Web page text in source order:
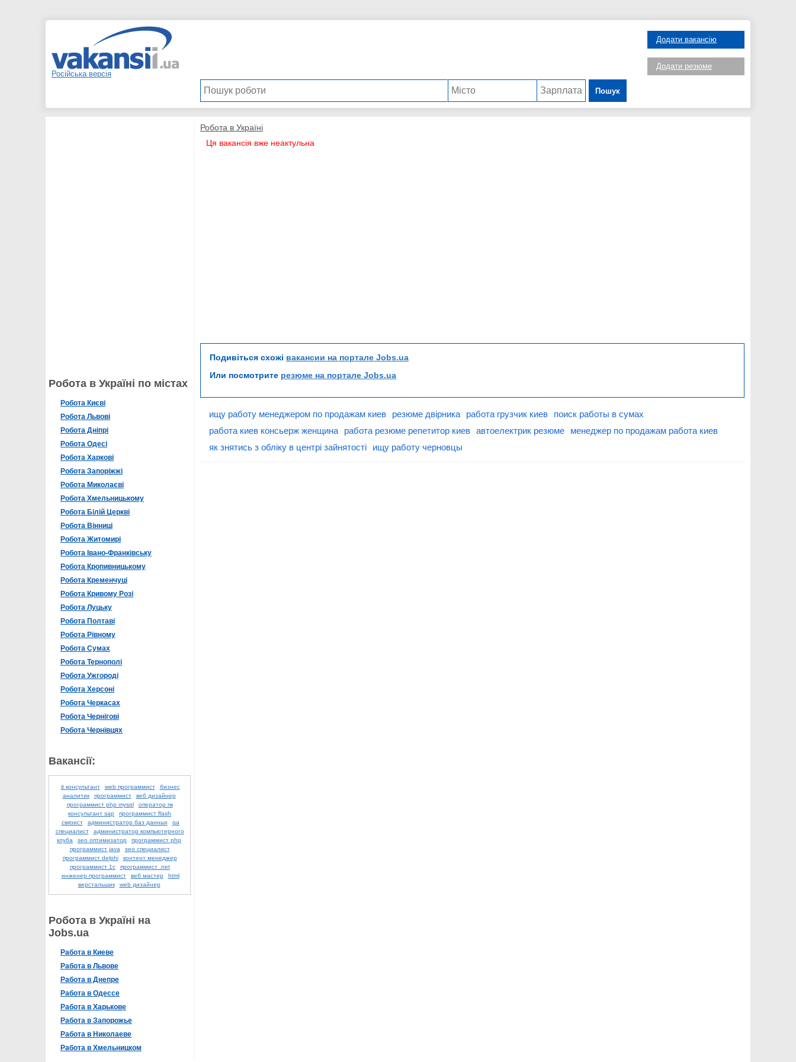
Російська версія
Пошук
Додати вакансію
Додати резюме
Робота в Україні по містах
Робота Києві
Робота Львові
Робота Дніпрі
Робота Одесі
Робота Харкові
Робота Запоріжжі
Робота Миколаєві
Робота Хмельницькому
Робота Білій Церкві
Робота Вінниці
Робота Житомирі
Робота Івано-Франківську
Робота Кропивницькому
Робота Кременчуці
Робота Кривому Розі
Робота Луцьку
Робота Полтаві
Робота Рівному
Робота Сумах
Робота Тернополі
Робота Ужгороді
Робота Херсоні
Робота Черкасах
Робота Чернігові
Робота Чернівцях
Вакансії:
it консультант web программист
бизнес
аналитик
программист
веб дизайнер
программист php mysql
оператор пк
консультант sap
программист flash
связист
администратор баз данных
qa
специалист
администратор компьютерного
клуба
seo оптимизатор
программист php
программист java
seo специалист
программист delphi
контент менеджер
программист 1с
программист .net
инженер программист
веб мастер
html
верстальщик
web дизайнер
Робота в Україні на
Jobs.ua
Работа в Киеве
Работа в Львове
Работа в Днепре
Работа в Одессе
Работа в Харькове
Работа в Запорожье
Работа в Николаеве
Работа в Хмельницком
Робота в Україні
Ця вакансія вже неактульна
Подивіться схожі вакансии на портале Jobs.ua
Или посмотрите резюме на портале Jobs.ua
ищу работу менеджером по продажам киев резюме двірника работа грузчик киев
поиск работы в сумах
работа киев консьерж женщина
работа резюме репетитор киев автоелектрик резюме
менеджер по продажам работа киев
як знятись з обліку в центрі зайнятості
ищу работу черновцы